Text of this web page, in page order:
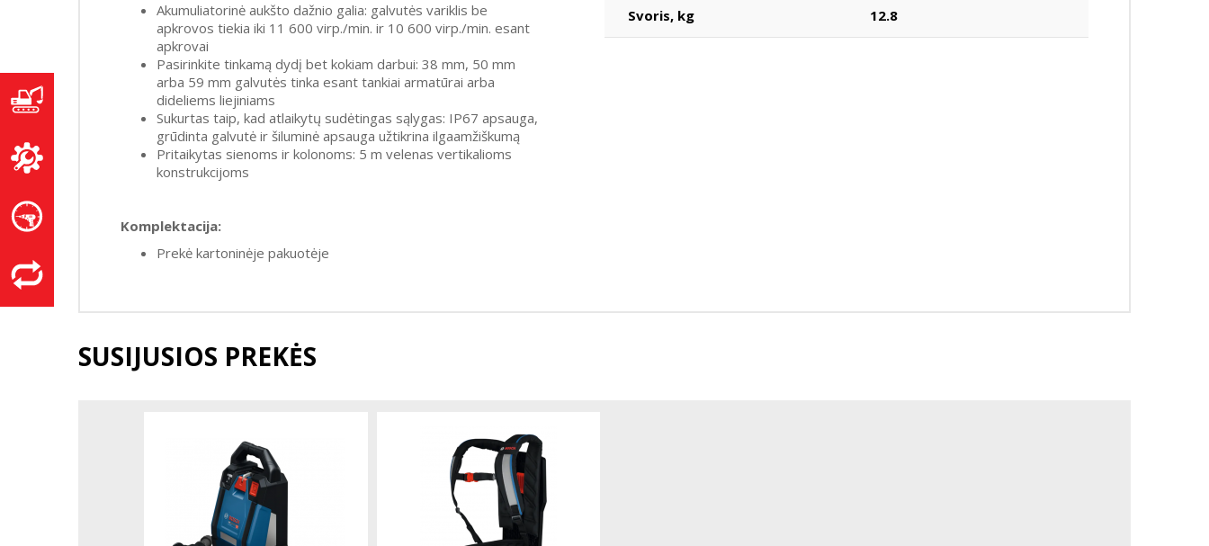
Akumuliatorinė aukšto dažnio galia: galvutės variklis be
apkrovos tiekia iki 11 600 virp./min. ir 10 600 virp./min. esant
apkrovai
Pasirinkite tinkamą dydį bet kokiam darbui: 38 mm, 50 mm
arba 59 mm galvutės tinka esant tankiai armatūrai arba
dideliems liejiniams
Sukurtas taip, kad atlaikytų sudėtingas sąlygas: IP67 apsauga,
grūdinta galvutė ir šiluminė apsauga užtikrina ilgaamžiškumą
Pritaikytas sienoms ir kolonoms: 5 m velenas vertikalioms
konstrukcijoms
Komplektacija:
Prekė kartoninėje pakuotėje
Svoris, kg 12.8
SUSIJUSIOS PREKĖS